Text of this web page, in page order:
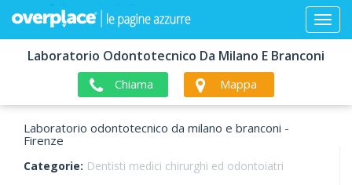
Laboratorio Odontotecnico Da Milano E Branconi
Chiama Mappa
Laboratorio odontotecnico da milano e branconi -
Firenze
Categorie: Dentisti medici chirurghi ed odontoiatri